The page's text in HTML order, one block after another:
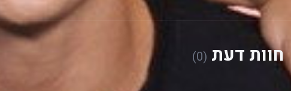
חוות דעת (0)